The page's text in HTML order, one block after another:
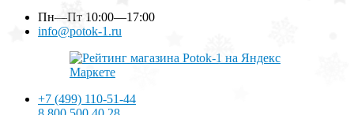
Пн—Пт 10:00—17:00
info@potok-1.ru
+7 (499) 110-51-44